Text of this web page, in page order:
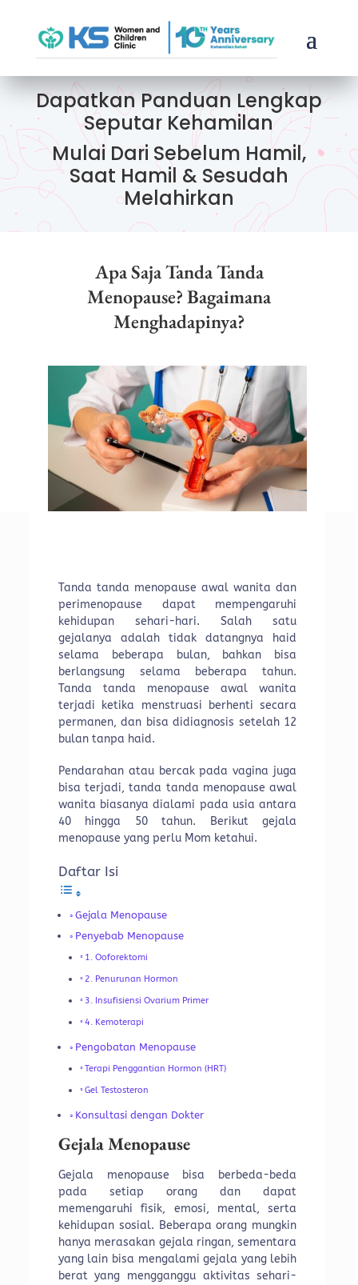
Dapatkan Panduan Lengkap
Seputar Kehamilan
Mulai Dari Sebelum Hamil,
Saat Hamil & Sesudah
Melahirkan
Apa Saja Tanda Tanda
Menopause? Bagaimana
Menghadapinya?
Tanda tanda menopause awal wanita dan
perimenopause dapat mempengaruhi
kehidupan sehari-hari. Salah satu
gejalanya adalah tidak datangnya haid
selama beberapa bulan, bahkan bisa
berlangsung selama beberapa tahun.
Tanda tanda menopause awal wanita
terjadi ketika menstruasi berhenti secara
permanen, dan bisa didiagnosis setelah 12
bulan tanpa haid.
Pendarahan atau bercak pada vagina juga
bisa terjadi, tanda tanda menopause awal
wanita biasanya dialami pada usia antara
40 hingga 50 tahun. Berikut gejala
menopause yang perlu Mom ketahui.
Daftar Isi
Gejala Menopause
Penyebab Menopause
1. Ooforektomi
2. Penurunan Hormon
3. Insufisiensi Ovarium Primer
4. Kemoterapi
Pengobatan Menopause
Terapi Penggantian Hormon (HRT)
Gel Testosteron
Konsultasi dengan Dokter
Gejala Menopause
Gejala menopause bisa berbeda-beda
pada setiap orang dan dapat
memengaruhi fisik, emosi, mental, serta
kehidupan sosial. Beberapa orang mungkin
hanya merasakan gejala ringan, sementara
yang lain bisa mengalami gejala yang lebih
berat yang mengganggu aktivitas sehari-